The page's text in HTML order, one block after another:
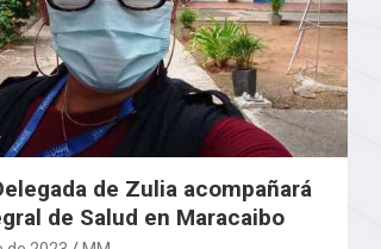
de Zulia acompañará
de Salud en Maracaibo